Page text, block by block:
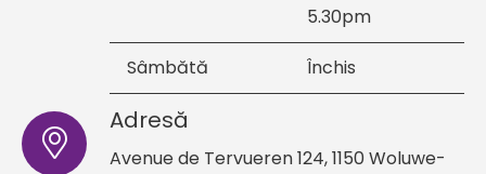
5.30pm
Sâmbătă Închis
Adresă
Avenue de Tervueren 124, 1150 Woluwe-